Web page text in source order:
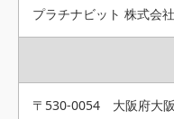
掲載受付窓口はこちら
プラチナビット 株式会社
〒530-0054 大阪府大